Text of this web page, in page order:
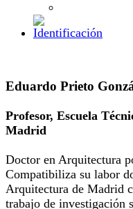
Eduardo Prieto
Profesor, Escuela
Madrid
Doctor en Arquitectura
Compatibiliza su labor
Arquitectura de Madrid
trabajo de investigación